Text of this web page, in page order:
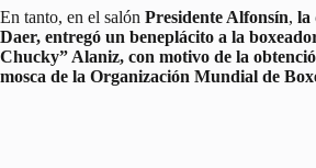
En tanto, en el salón Presidente Alfonsín, la
Daer, entregó un beneplácito a la
Chucky” Alaniz, con motivo de la
mosca de la Organización Mundial de